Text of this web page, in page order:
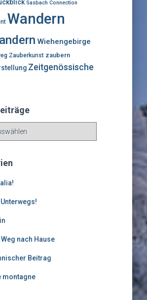
Sasbach Connection
Wandern
Wiehengebirge
Zauberkunst zaubern
Zeitgenössische
nach Hause
Beitrag
montagne